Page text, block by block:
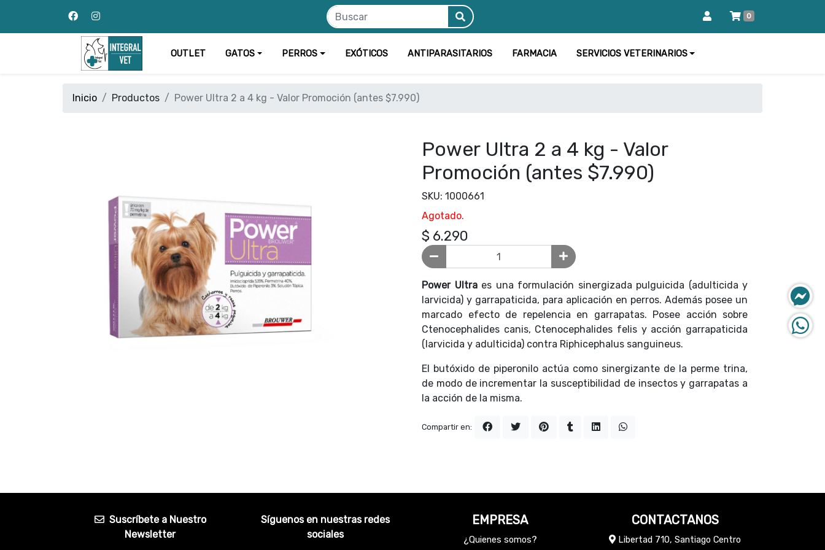
0
OUTLET GATOS PERROS EXÓTICOS ANTIPARASITARIOS FARMACIA SERVICIOS VETERINARIOS
Inicio Productos Power Ultra 2 a 4 kg - Valor Promoción (antes $7.990)
Power Ultra 2 a 4 kg - Valor
Promoción (antes $7.990)
SKU: 1000661
Agotado.
$ 6.290
Power Ultraes una formulación sinergizada pulguicida (adulticida y
larvicida) y garrapaticida, para aplicación en perros. Además posee un
marcado efecto de repelencia en garrapatas. Posee acción sobre
Ctenocephalides canis, Ctenocephalides felis y acción garrapaticida
(larvicida y adulticida) contra Riphicephalus sanguineus.
El butóxido de piperonilo actúa como sinergizante de la perme trina,
de modo de incrementar la susceptibilidad de insectos y garrapatas a
la acción de la misma.
Compartir en:
Suscríbete a Nuestro
Newsletter
Síguenos en nuestras redes
sociales
EMPRESA
¿Quienes somos?
CONTACTANOS
Libertad 710, Santiago Centro